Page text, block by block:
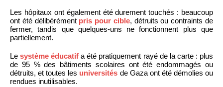
Les hôpitaux ont également été durement touchés : beaucoup
ont été délibérément pris pour cible, détruits ou contraints de
fermer, tandis que quelques-uns ne fonctionnent plus que
partiellement.
Lesystème éducatif a été pratiquement rayé de la carte : plus
de 95 % des bâtiments scolaires ont été endommagés ou
détruits, et toutes les universités de Gaza ont été démolies ou
rendues inutilisables.